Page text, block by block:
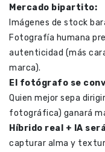
Mercado bipartito:
Imágenes de stock
Fotografía humana
autenticidad (más
marca).
El fotógrafo se
Quien mejor sepa
fotográfica) ganará
Híbrido real + IA
capturar alma y